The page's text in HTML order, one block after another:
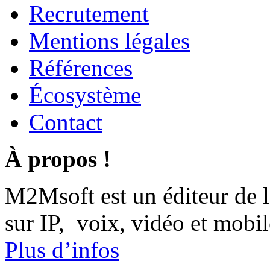
Recrutement
Mentions légales
Références
Écosystème
Contact
À propos !
M2Msoft est un éditeur de
sur IP, voix, vidéo et
Plus d’infos